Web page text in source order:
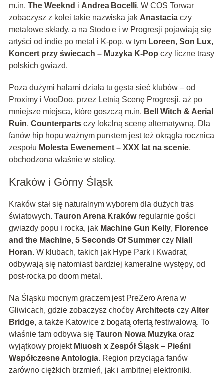
m.in. The Weeknd i Andrea Bocelli. W COS Torwar
zobaczysz z kolei takie nazwiska jak Anastaciaczy
metalowe składy, a na Stodole i w Progresji pojawiają się
artyści od indie po metal i K-pop, w tym Loreen, Son Lux,
Koncert przy świecach – Muzyka K-Pop czy liczne trasy
polskich gwiazd.
Poza dużymi halami działa tu gęsta sieć klubów – od
Proximy i VooDoo, przez Letnią Scenę Progresji, aż po
mniejsze miejsca, które goszczą m.in. Bell Witch & Aerial
Ruin, Counterpartsczy lokalną scenę alternatywną. Dla
fanów hip hopu ważnym punktem jest też okrągła rocznica
zespołu Molesta Ewenement – XXX lat na scenie,
obchodzona właśnie w stolicy.
Kraków i Górny Śląsk
Kraków stał się naturalnym wyborem dla dużych tras
światowych. Tauron Arena Krakówregularnie gości
gwiazdy popu i rocka, jak Machine Gun Kelly, Florence
and the Machine, 5 Seconds Of Summerczy Niall
Horan. W klubach, takich jak Hype Park i Kwadrat,
odbywają się natomiast bardziej kameralne występy, od
post-rocka po doom metal.
Na Śląsku mocnym graczem jest PreZero Arena w
Gliwicach, gdzie zobaczysz choćby Architectsczy Alter
Bridge, a także Katowice z bogatą ofertą festiwalową. To
właśnie tam odbywa się Tauron Nowa Muzykaoraz
wyjątkowy projekt Miuosh x Zespół Śląsk – Pieśni
Współczesne Antologia. Region przyciąga fanów
zarówno ciężkich brzmień, jak i ambitnej elektroniki.